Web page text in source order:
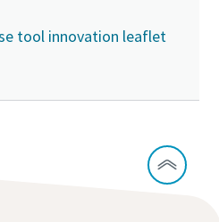
tool innovation leaflet